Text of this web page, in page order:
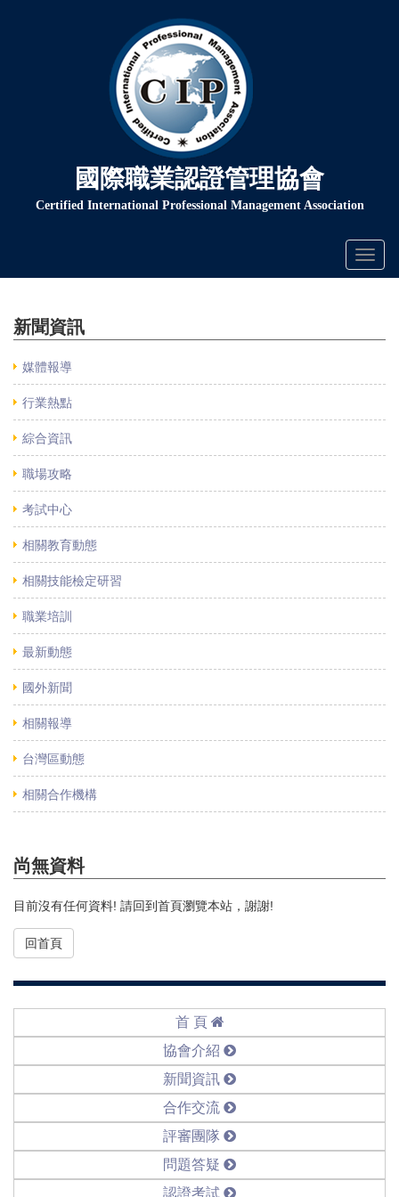
國際職業認證管理協會
Certified International Professional Management Association
新聞資訊
媒體報導
行業熱點
綜合資訊
職場攻略
考試中心
相關教育動態
相關技能檢定研習
職業培訓
最新動態
國外新聞
相關報導
台灣區動態
相關合作機構
尚無資料
目前沒有任何資料! 請回到首頁瀏覽本站，謝謝!
回首頁
首 頁
協會介紹
新聞資訊
合作交流
評審團隊
問題答疑
認證考試